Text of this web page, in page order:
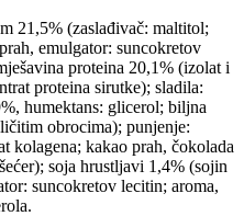
21,5% (zaslađivač: maltitol;
emulgator: suncokretov
proteina 20,1% (izolat i
proteina sirutke); sladila:
humektans: glicerol; biljna
obrocima); punjenje:
kolagena; kakao prah, čokolada
soja hrustljavi 1,4% (sojin
suncokretov lecitin; aroma,